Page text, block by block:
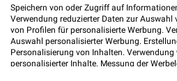
Speichern von oder Zugriff auf
Verwendung reduzierter Daten zur Auswahl
von Profilen für personalisierte Werbung.
Auswahl personalisierter Werbung.
Personalisierung von Inhalten. Verwendung
personalisierter Inhalte. Messung der